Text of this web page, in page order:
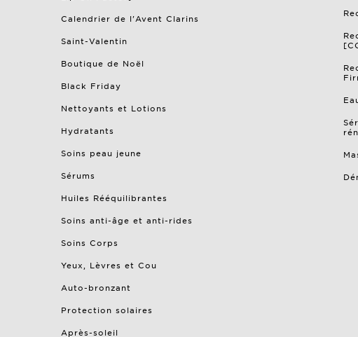
Calendrier de l'Avent Clarins
Saint-Valentin
Boutique de Noël
Black Friday
Nettoyants et Lotions
Hydratants
Soins peau jeune
Sérums
Huiles Rééquilibrantes
Soins anti-âge et anti-rides
Soins Corps
Yeux, Lèvres et Cou
Auto-bronzant
Protection solaires
Après-soleil